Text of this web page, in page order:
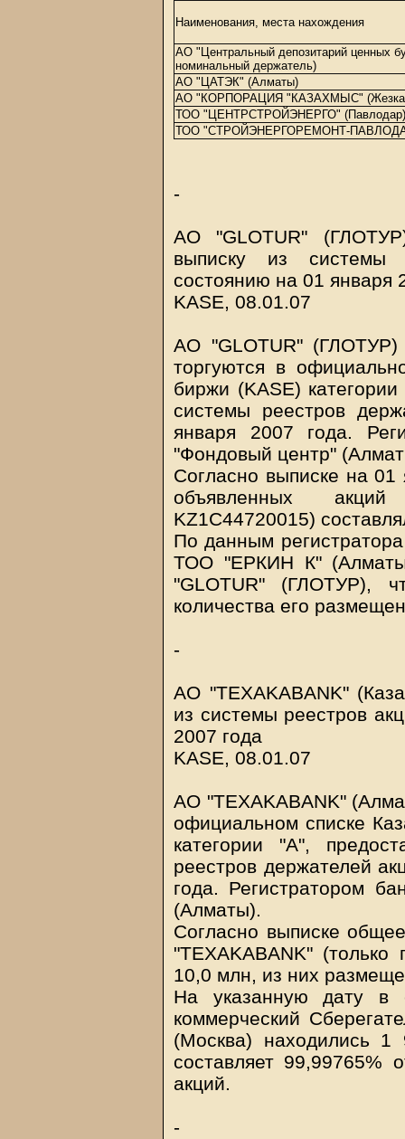
Наименования, места нахождения
АО "Центральный депозитарий ценных
номинальный держатель)
АО "ЦАТЭК" (Алматы)
АО "КОРПОРАЦИЯ "КАЗАХМЫС"
ТОО "ЦЕНТРСТРОЙЭНЕРГО" (Павлодар)
ТОО "СТРОЙЭНЕРГОРЕМОНТ-
-
АО "GLOTUR"
выписку из системы
состоянию на 01 января
KASE, 08.01.07
АО "GLOTUR" (ГЛОТУР)
торгуются в
биржи (KASE)
системы реестров
января 2007 года.
"Фондовый центр"
Согласно выписке на 01
объявленных
KZ1C44720015)
По данным
ТОО "ЕРКИН К"
"GLOTUR" (ГЛОТУР),
количества его
-
АО "TEXAKABANK"
из системы реестров
2007 года
KASE, 08.01.07
АО "TEXAKABANK"
официальном списке
категории "А",
реестров держателей
года. Регистратором
(Алматы).
Согласно выписке
"TEXAKABANK" (только
10,0 млн, из них
На указанную дату в
коммерческий
(Москва) находились 1
составляет 99,99765%
акций.
-